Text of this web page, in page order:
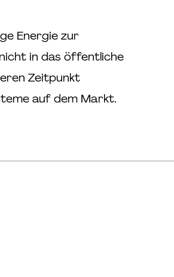
Energie zur
in das öffentliche
Zeitpunkt
auf dem Markt.